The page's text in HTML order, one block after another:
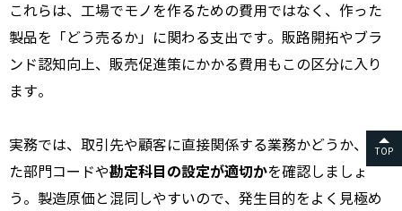
これらは、工場でモノを作るための費用ではなく、作った
製品を「どう売るか」に関わる支出です。販路開拓やブラ
ンド認知向上、販売促進策にかかる費用もこの区分に入り
ます。
実務では、取引先や顧客に直接関係する業務かどうか、ま
た部門コードや勘定科目の設定が適切かを確認しましょ
う。製造原価と混同しやすいので、発生目的をよく見極め
TOP